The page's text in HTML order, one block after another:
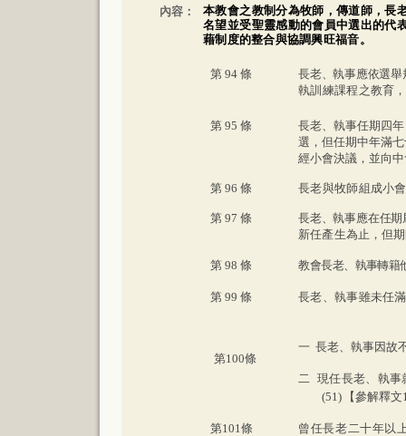
內容：
本教會之教制分為牧師，傳道師，長
名望並受聖靈感動的會員中選出的代
藉制度的整合與協調興旺福音。
第 94條
長老、執事應依選
執訓練課程之教育
第 95條
長老、執事任期四
選，但任期中年滿
經小會決議，並向
第 96條 長老與牧師組成小
第 97條
長老、執事應在任
新任產生為止，但
第 98條 教會長老、執事轉籍
第 99條 長老、執事雖未任
第100條
一 長老、執事因故
二 現任長老、執事
(51)
【參解釋文
第101條
曾任長老二十年以